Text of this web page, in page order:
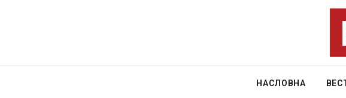
НАСЛОВНА